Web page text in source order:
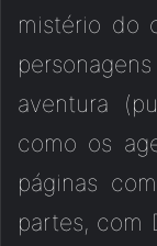
mistério do
aventura
como os
páginas
partes, com